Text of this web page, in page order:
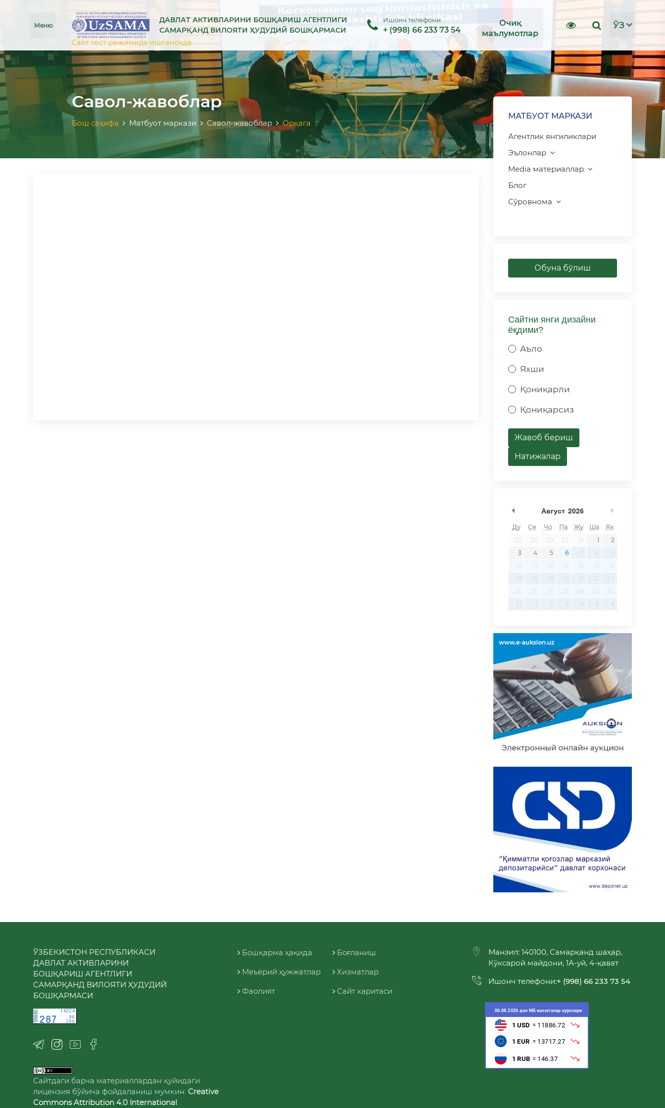
ДАВЛАТ АКТИВЛАРИНИ БОШҚАРИШ АГЕНТЛИГИ
САМАРҚАНД ВИЛОЯТИ ҲУДУДИЙ БОШҚАРМАСИ
Ишонч телефони
+ (998) 66 233 73 54
Сайт тест режимида ишламоқда
Меню
Очиқ
маълумотлар
ЎЗ
Савол-жавоблар
Бош саҳифа Матбуот маркази Савол-жавоблар Орқага
МАТБУОТ МАРКАЗИ
Агентлик янгиликлари
Эълонлар
Media материаллар
Блог
Сўровнома
Обуна бўлиш
Сайтни янги дизайни
ёқдими?
Аъло
Яхши
Қониқарли
Қониқарсиз
Жавоб бериш
Натижалар
Август 2026
undefined
Ду Се Чо Па Жу Ша
Як
27
28 29 30 31 1
2
3
4 5 6 7 8
9
10
11 12 13 14 15
16
17
18 19 20 21 22
23
24
25 26 27 28 29
30
31
1 2 3 4 5 6
ЎЗБЕКИСТОН РЕСПУБЛИКАСИ
ДАВЛАТ АКТИВЛАРИНИ
БОШҚАРИШ АГЕНТЛИГИ
САМАРҚАНД ВИЛОЯТИ ҲУДУДИЙ
БОШҚАРМАСИ
Сайтдаги барча материаллардан қуйидаги
лицензия бўйича фойдаланиш мумкин: Creative
Commons Attribution 4.0 International.
Бошқарма ҳақида Боғланиш
Меъёрий ҳужжатлар Хизматлар
Фаолият Сайт харитаси
Манзил: 140100, Самарқанд шаҳар,
Кўксарой майдони, 1А-уй, 4-қават
Ишонч телефони:+ (998) 66 233 73 54